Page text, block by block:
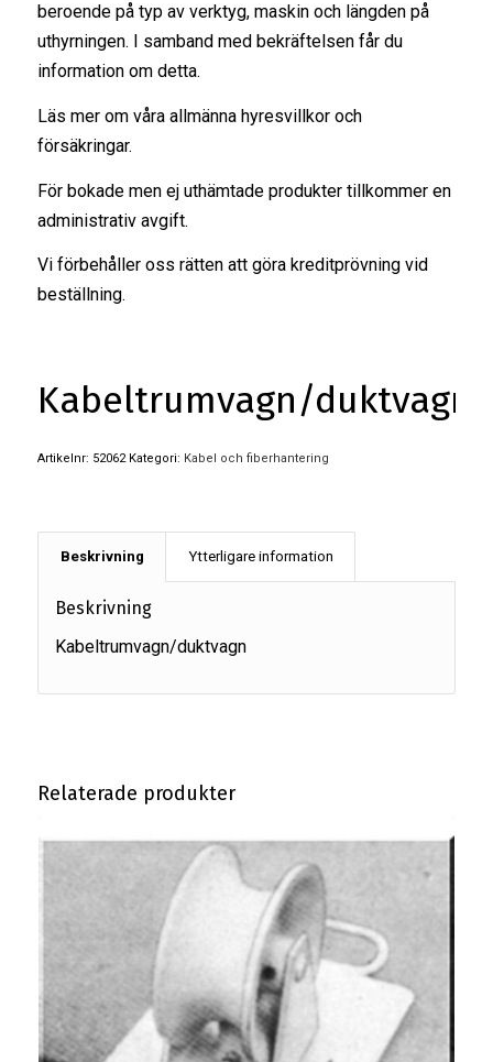
beroende på typ av verktyg, maskin och längden på
uthyrningen. I samband med bekräftelsen får du
information om detta.
Läs mer om våra allmänna hyresvillkoroch
försäkringar.
För bokade men ej uthämtade produkter tillkommer en
administrativ avgift.
Vi förbehåller oss rätten att göra kreditprövning vid
beställning.
Kabeltrumvagn/duktvagn
Artikelnr: 52062 Kategori: Kabel och fiberhantering
Beskrivning Ytterligare information
Beskrivning
Kabeltrumvagn/duktvagn
Relaterade produkter